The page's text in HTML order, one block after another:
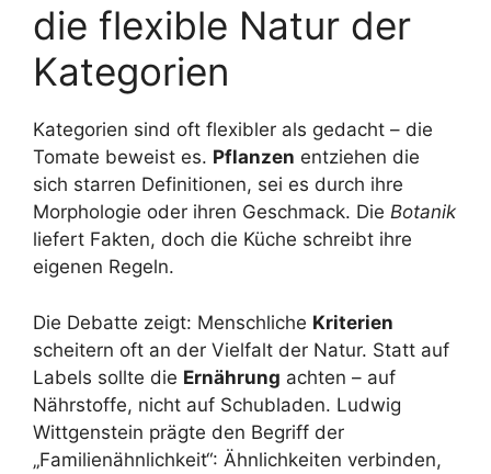
die flexible Natur der
Kategorien
Kategorien sind oft flexibler als gedacht – die
Tomate beweist es. Pflanzen entziehen die
sich starren Definitionen, sei es durch ihre
Morphologie oder ihren Geschmack. Die Botanik
liefert Fakten, doch die Küche schreibt ihre
eigenen Regeln.
Die Debatte zeigt: Menschliche Kriterien
scheitern oft an der Vielfalt der Natur. Statt auf
Labels sollte die Ernährung achten – auf
Nährstoffe, nicht auf Schubladen. Ludwig
Wittgenstein prägte den Begriff der
„Familienähnlichkeit“: Ähnlichkeiten verbinden,